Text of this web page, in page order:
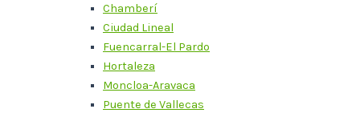
Chamberí
Ciudad Lineal
Fuencarral-El Pardo
Hortaleza
Moncloa-Aravaca
Puente de Vallecas